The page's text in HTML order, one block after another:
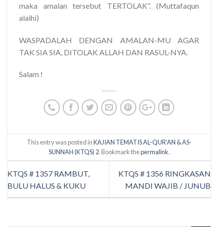
maka amalan tersebut TERTOLAK”. (Muttafaqun
alaihi)
WASPADALAH DENGAN AMALAN-MU AGAR
TAK SIA SIA, DITOLAK ALLAH DAN RASUL-NYA.
Salam !
This entry was posted inKAJIAN TEMATIS AL-QUR’AN & AS-
SUNNAH (KTQS) 2. Bookmark thepermalink.
KTQS # 1357 RAMBUT,
BULU HALUS & KUKU
KTQS # 1356 RINGKASAN
MANDI WAJIB / JUNUB